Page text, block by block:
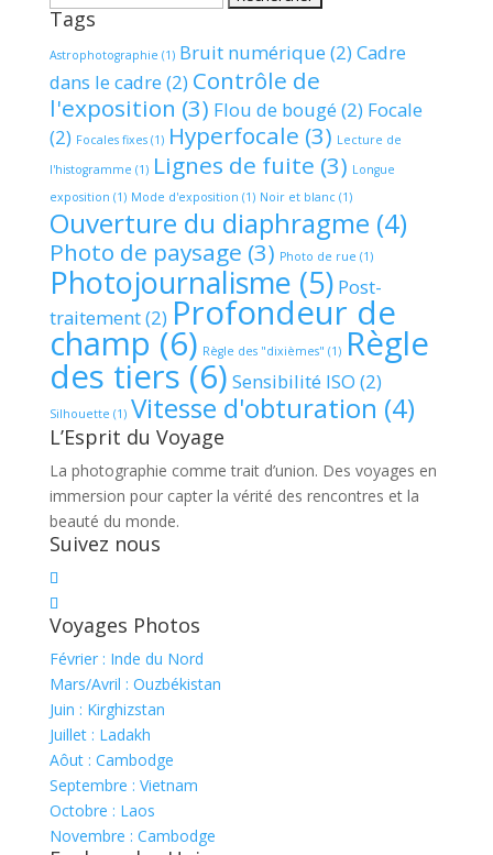
Tags
Astrophotographie (1) Bruit numérique (2) Cadre
dans le cadre (2) Contrôle de
l'exposition (3) Flou de bougé (2) Focale
(2) Focales fixes(1) Hyperfocale (3) Lecture de
l'histogramme (1) Lignes de fuite (3) Longue
exposition (1) Mode d'exposition (1) Noir et blanc (1)
Ouverture du diaphragme (4)
Photo de paysage (3) Photo de rue (1)
Photojournalisme (5) Post-
traitement(2) Profondeur de
champ (6) Règle des "dixièmes" (1) Règle
des tiers (6) Sensibilité ISO (2)
Silhouette (1) Vitesse d'obturation (4)
L’Esprit du Voyage
La photographie comme trait d’union. Des voyages en
immersion pour capter la vérité des rencontres et la
beauté du monde.
Suivez nous
Voyages Photos
Février : Inde du Nord
Mars/Avril : Ouzbékistan
Juin : Kirghizstan
Juillet : Ladakh
Aôut : Cambodge
Septembre : Vietnam
Octobre : Laos
Novembre : Cambodge